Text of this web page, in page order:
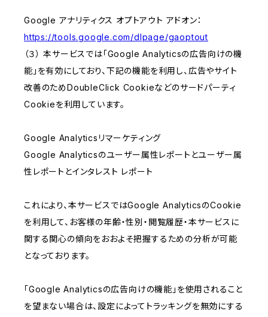
Google アナリティクス オプトアウト アドオン：
https://tools.google.com/dlpage/gaoptout
（３） 本サービスでは「Google Analyticsの広告向けの機
能」を有効にしており、下記の機能を利用し、広告やサイト
改善のためDoubleClick Cookieなどのサードパーティ
Cookieを利用しています。
Google Analyticsリマーケティング
Google Analyticsのユーザー属性レポートとユーザー属
性レポートとインタレスト レポート
これにより、本サービスではGoogle AnalyticsのCookie
を利用して、お客様の年齢・性別・閲覧履歴・本サービスに
関する関心の傾向をおおよそ把握するための分析が可能
となっております。
「Google Analyticsの広告向けの機能」を使用されること
を望まない場合は、設定によってトラッキングを無効にする